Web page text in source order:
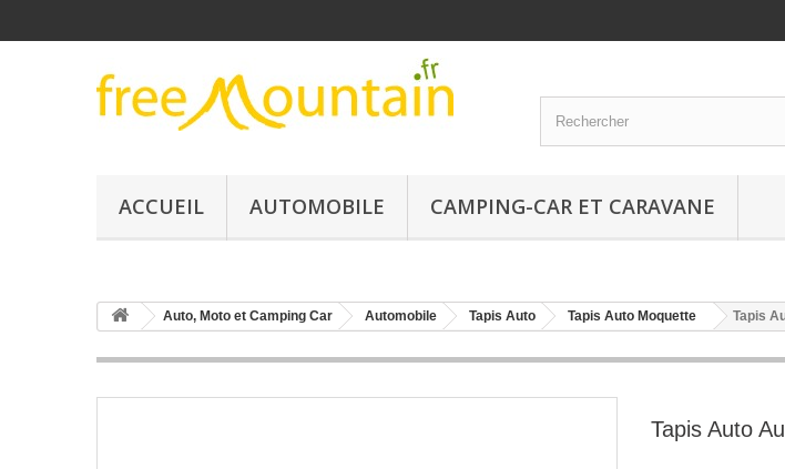
ACCUEIL AUTOMOBILE CAMPING-CAR ET CARAVANE
Auto, Moto et Camping Car Automobile Tapis Auto Tapis Auto Moquette Tapis
Tapis Auto